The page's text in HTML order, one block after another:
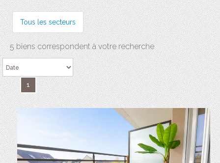
Tous les secteurs
5 biens correspondent à votre recherche
1